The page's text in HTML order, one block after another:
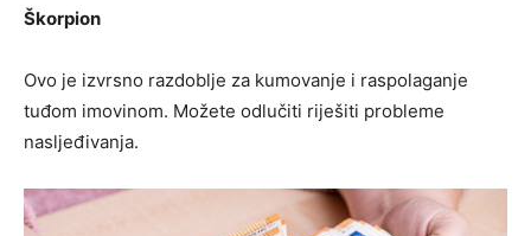
Škorpion
Ovo je izvrsno razdoblje za kumovanje i raspolaganje
tuđom imovinom. Možete odlučiti riješiti probleme
nasljeđivanja.